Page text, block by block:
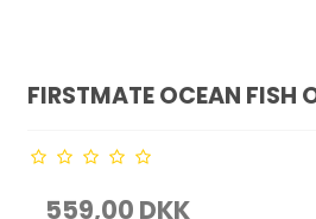
FIRSTMATE OCEAN FISH
559,00 DKK